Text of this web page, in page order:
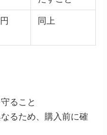
同上
ること
るため、購入前に確